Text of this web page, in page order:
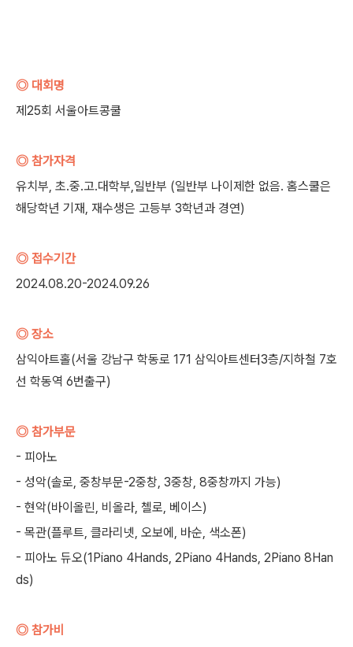
◎ 대회명
제25회 서울아트콩쿨
◎ 참가자격
유치부, 초.중.고.대학부,일반부 (일반부 나이제한 없음. 홈스쿨은
해당학년 기재, 재수생은 고등부 3학년과 경연)
◎ 접수기간
2024.08.20-2024.09.26
◎ 장소
삼익아트홀(서울 강남구 학동로 171 삼익아트센터3층/지하철 7호
선 학동역 6번출구)
◎ 참가부문
- 피아노
- 성악(솔로, 중창부문-2중창, 3중창, 8중창까지 가능)
- 현악(바이올린, 비올라, 첼로, 베이스)
- 목관(플루트, 클라리넷, 오보에, 바순, 색소폰)
- 피아노 듀오(1Piano 4Hands, 2Piano 4Hands, 2Piano 8Han
ds)
◎ 참가비